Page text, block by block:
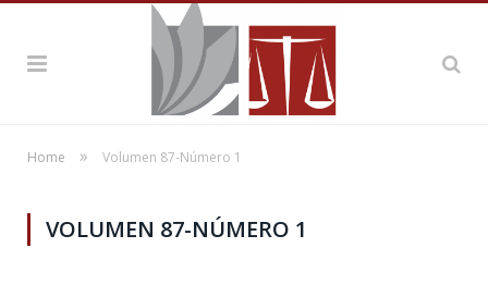
Home » Volumen 87-Número 1
VOLUMEN 87-NÚMERO 1